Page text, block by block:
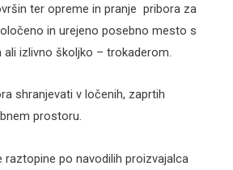
ter opreme in pranje pribora za
in urejeno posebno mesto s
izlivno školjko – trokaderom.
shranjevati v ločenih, zaprtih
prostoru.
raztopine po navodilih proizvajalca